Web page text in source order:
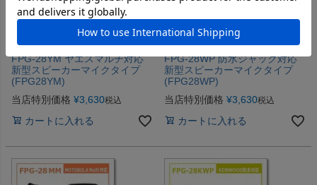
FRC
FPG-28YM ヤエスマルチ対応
新型スピーカーマイクタイプ
(FPG28YM)
当店特別価格 ¥3,630税込
カートに入れる
FRC
FPG-28WP 防水ジャック対応
新型スピーカーマイクタイプ
(FPG28WP)
当店特別価格 ¥3,630税込
カートに入れる